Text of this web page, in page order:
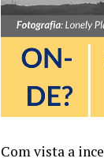
Com vista a